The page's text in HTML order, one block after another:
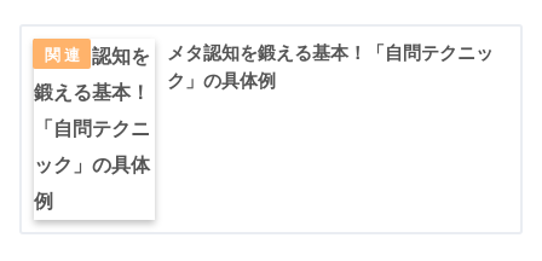
メタ認知を鍛える基本！「自問テクニッ
ク」の具体例